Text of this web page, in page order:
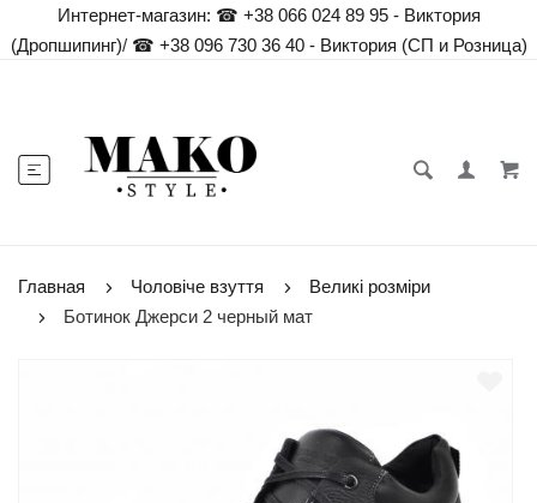
Интернет-магазин: ☎ +38 066 024 89 95 - Виктория
(Дропшипинг)/☎ +38 096 730 36 40 - Виктория (СП и Розница)
Главная Чоловіче взуття
Великі розміри
Ботинок Джерси 2 черный мат